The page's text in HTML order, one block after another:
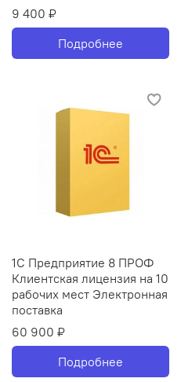
9 400 ₽
Подробнее
1С Предприятие 8 ПРОФ
Клиентская лицензия на 10
рабочих мест Электронная
поставка
60 900 ₽
Подробнее